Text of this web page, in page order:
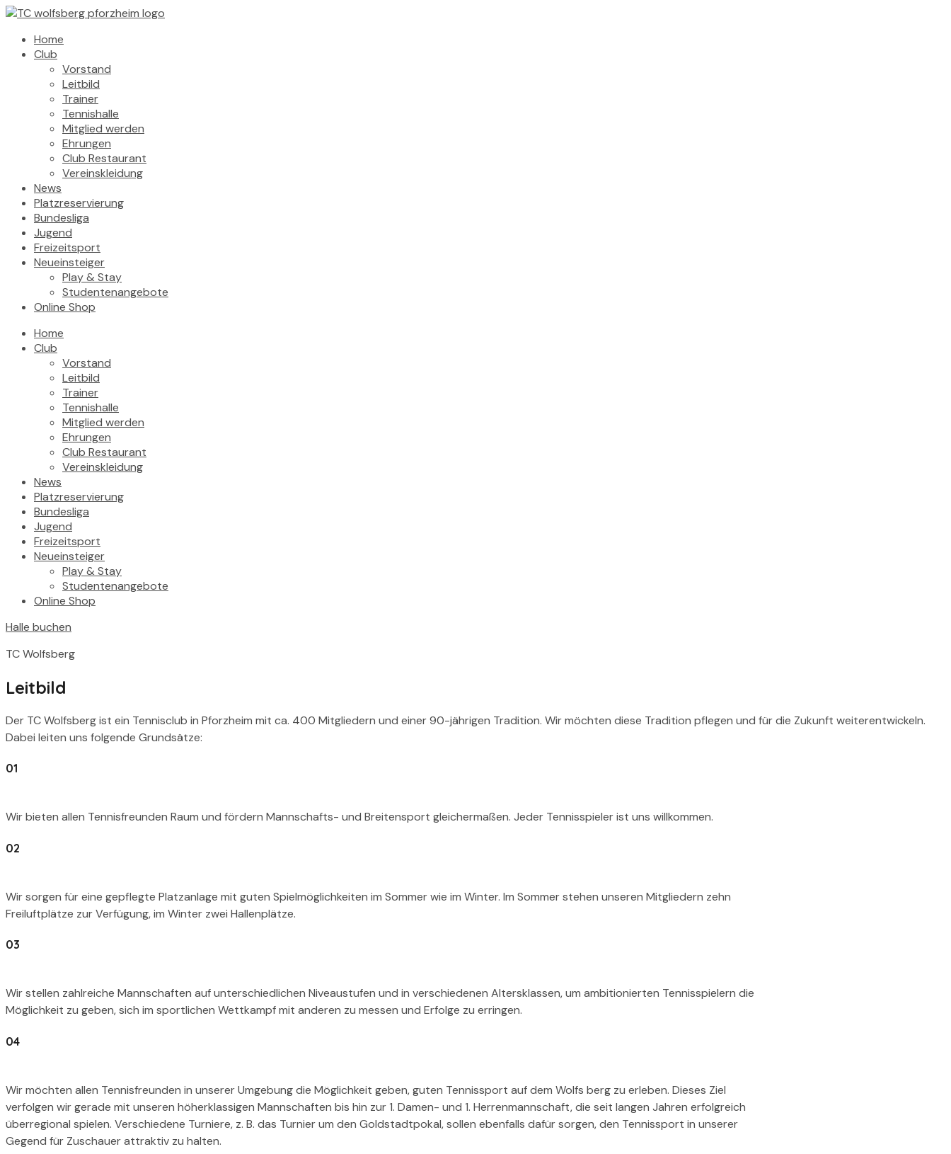
Home
Club
Vorstand
Leitbild
Trainer
Tennishalle
Mitglied werden
Ehrungen
Club Restaurant
Vereinskleidung
News
Platzreservierung
Bundesliga
Jugend
Freizeitsport
Neueinsteiger
Play & Stay
Studentenangebote
Online Shop
Home
Club
Vorstand
Leitbild
Trainer
Tennishalle
Mitglied werden
Ehrungen
Club Restaurant
Vereinskleidung
News
Platzreservierung
Bundesliga
Jugend
Freizeitsport
Neueinsteiger
Play & Stay
Studentenangebote
Online Shop
Halle buchen
TC Wolfsberg
Leitbild
Der TC Wolfsberg ist ein Tennisclub in Pforzheim mit ca. 400 Mitgliedern und einer 90-jährigen Tradition. Wir möchten diese Tradition pflegen und für die Zukunft weiterentwickeln.
Dabei leiten uns folgende Grundsätze:
01
Wir bieten allen Tennisfreunden Raum und fördern Mannschafts- und Breitensport gleichermaßen. Jeder Tennisspieler ist uns willkommen.
02
Wir sorgen für eine gepflegte Platzanlage mit guten Spielmöglichkeiten im Sommer wie im Winter. Im Sommer stehen unseren Mitgliedern zehn
Freiluftplätze zur Verfügung, im Winter zwei Hallenplätze.
03
Wir stellen zahlreiche Mannschaften auf unterschiedlichen Niveaustufen und in verschiedenen Altersklassen, um ambitionierten Tennisspielern die
Möglichkeit zu geben, sich im sportlichen Wettkampf mit anderen zu messen und Erfolge zu erringen.
04
Wir möchten allen Tennisfreunden in unserer Umgebung die Möglichkeit geben, guten Tennissport auf dem Wolfs berg zu erleben. Dieses Ziel
verfolgen wir gerade mit unseren höherklassigen Mannschaften bis hin zur 1. Damen- und 1. Herrenmannschaft, die seit langen Jahren erfolgreich
überregional spielen. Verschiedene Turniere, z. B. das Turnier um den Goldstadtpokal, sollen ebenfalls dafür sorgen, den Tennissport in unserer
Gegend für Zuschauer attraktiv zu halten.